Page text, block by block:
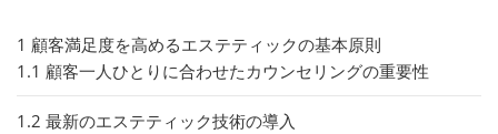
1 顧客満足度を高めるエステティックの基本原則
1.1 顧客一人ひとりに合わせたカウンセリングの重要性
1.2 最新のエステティック技術の導入